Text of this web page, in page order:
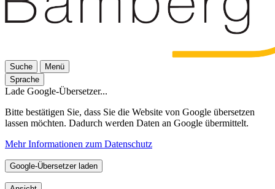
Suche
Menü
Sprache
Lade Google-Übersetzer...
Bitte bestätigen Sie, dass Sie die Website von Google übersetzen
lassen möchten. Dadurch werden Daten an Google übermittelt.
Mehr Informationen zum Datenschutz
Google-Übersetzer laden